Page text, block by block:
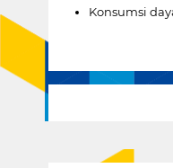
Konsumsi